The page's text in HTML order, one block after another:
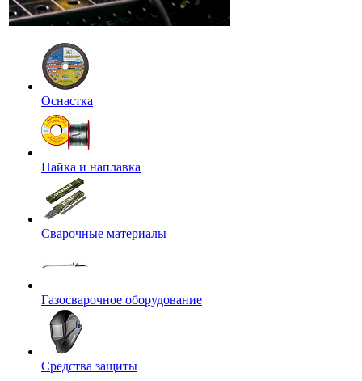
Оснастка
Пайка и наплавка
Сварочные материалы
Газосварочное оборудование
Средства защиты